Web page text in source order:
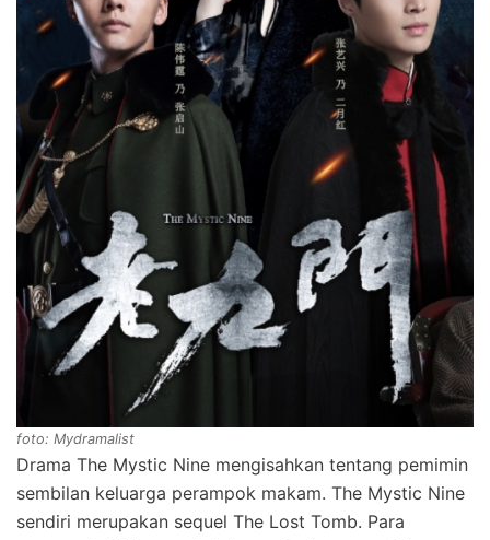
foto: Mydramalist
Drama The Mystic Nine mengisahkan tentang pemimin
sembilan keluarga perampok makam. The Mystic Nine
sendiri merupakan sequel The Lost Tomb. Para